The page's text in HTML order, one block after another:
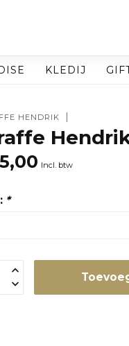
KLEDIJ
HENDRIK
Incl. btw
*